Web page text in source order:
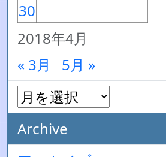
2018年4月
30
« 3月 5月 »
Archive